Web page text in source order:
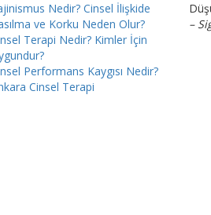
Nedir? Cinsel İlişkide
ve Korku Neden Olur?
Terapi Nedir? Kimler İçin
Performans Kaygısı Nedir?
Cinsel Terapi
–